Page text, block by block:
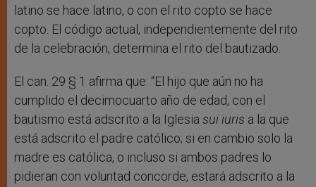
latino se hace latino, o con el rito copto se hace
copto. El código actual, independientemente del rito
de la celebración, determina el rito del bautizado.
El can. 29 § 1 afirma que: “El hijo que aún no ha
cumplido el decimocuarto año de edad, con el
bautismo está adscrito a la Iglesia sui iuris a la que
está adscrito el padre católico; si en cambio solo la
madre es católica, o incluso si ambos padres lo
pidieran con voluntad concorde, estará adscrito a la